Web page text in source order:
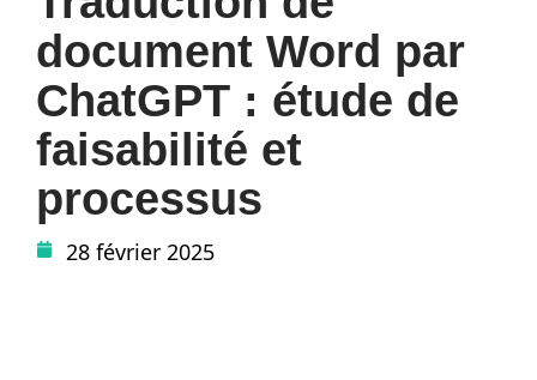
document Word par
ChatGPT : étude de
faisabilité et
processus
28 février 2025